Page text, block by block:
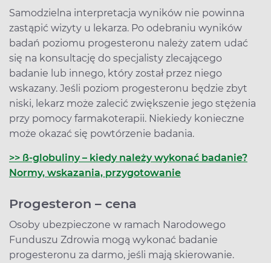
Samodzielna interpretacja wyników nie powinna
zastąpić wizyty u lekarza. Po odebraniu wyników
badań poziomu progesteronu należy zatem udać
się na konsultację do specjalisty zlecającego
badanie lub innego, który został przez niego
wskazany. Jeśli poziom progesteronu będzie zbyt
niski, lekarz może zalecić zwiększenie jego stężenia
przy pomocy farmakoterapii. Niekiedy konieczne
może okazać się powtórzenie badania.
>> ß-globuliny – kiedy należy wykonać badanie?
Normy, wskazania, przygotowanie
Progesteron – cena
Osoby ubezpieczone w ramach Narodowego
Funduszu Zdrowia mogą wykonać badanie
progesteronu za darmo, jeśli mają skierowanie.